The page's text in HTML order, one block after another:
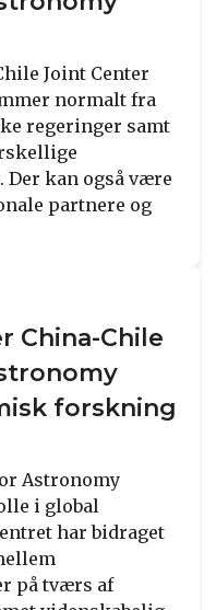
Joint Center
normalt fra
regeringer samt
Der kan også være
partnere og
China-Chile
forskning
Astronomy
i global
har bidraget
på tværs af